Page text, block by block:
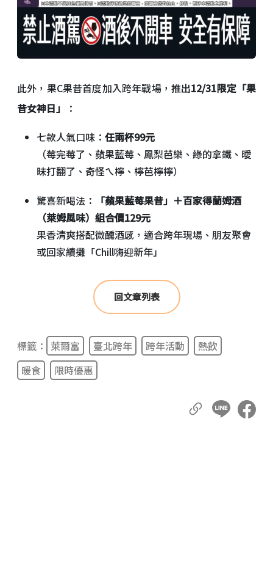
此外，果C果昔首度加入跨年戰場，推出12/31限定「果
昔女神日」
：
七款人氣口味： 任兩杯99元
（莓完莓了、蘋果藍莓、鳳梨芭樂、綠的拿鐵、曖
昧打翻了、奇怪ㄟ檸、檸芭檸檸）
驚喜新喝法：
「蘋果藍莓果昔」＋百家得蘭姆酒
（萊姆風味）組合價129元
果香清爽搭配微醺酒感，適合跨年現場、朋友聚會
或回家續攤「Chill嗨迎新年」
回文章列表
標籤： 萊爾富 臺北跨年 跨年活動
熱飲
暖食
限時優惠